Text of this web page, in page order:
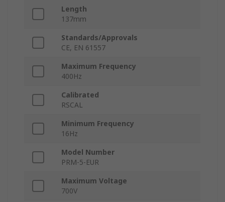
Length
137mm
Standards/Approvals
CE, EN 61557
Maximum Frequency
400Hz
Calibrated
RSCAL
Minimum Frequency
16Hz
Model Number
PRM-5-EUR
Maximum Voltage
700V